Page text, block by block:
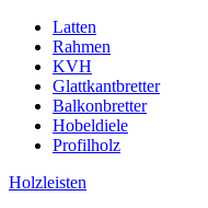
Latten
Rahmen
KVH
Glattkantbretter
Balkonbretter
Hobeldiele
Profilholz
Holzleisten